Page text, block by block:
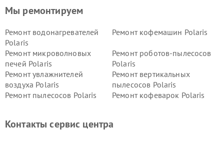
Мы ремонтируем
Ремонт водонагревателей
Polaris
Ремонт кофемашин Polaris
Ремонт микроволновых
печей Polaris
Ремонт роботов-пылесосов
Polaris
Ремонт увлажнителей
воздуха Polaris
Ремонт вертикальных
пылесосов Polaris
Ремонт пылесосов Polaris
Ремонт кофеварок Polaris
Контакты сервис центра